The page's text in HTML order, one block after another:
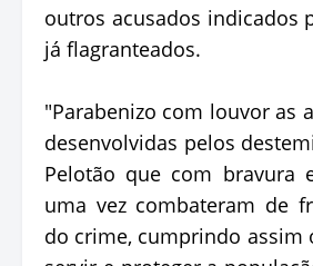
outros acusados indicados
já flagranteados.
"Parabenizo com louvor as
desenvolvidas pelos
Pelotão que com bravura
uma vez combateram de
do crime, cumprindo assim